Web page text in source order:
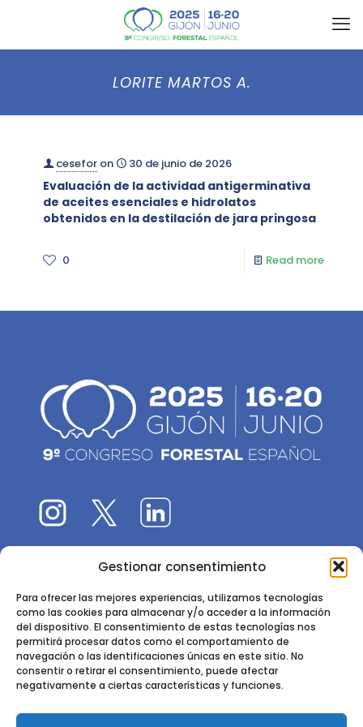
Gestionar consentimiento
Para ofrecer las mejores experiencias, utilizamos tecnologías
como las cookies para almacenar y/o acceder a la información
del dispositivo. El consentimiento de estas tecnologías nos
permitirá procesar datos como el comportamiento de
navegación o las identificaciones únicas en este sitio. No
consentir o retirar el consentimiento, puede afectar
negativamente a ciertas características y funciones.
LORITE MARTOS A.
cesefor on 30 de junio de 2026
Evaluación de la actividad antigerminativa
de aceites esenciales e hidrolatos
obtenidos en la destilación de jara pringosa
0 Read more
El 9CFE es una actividad promovida por laSociedad
Instituto de Ciencias Forestales, INIA-CSIC
Ctra. de la Coruña km 7,5 - 28040 Madrid